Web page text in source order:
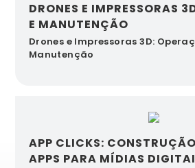
DRONES E IMPRESSORAS
E MANUTENÇÃO
Drones e Impressoras 3D:
Manutenção
APP CLICKS:
APPS PARA MÍDIAS